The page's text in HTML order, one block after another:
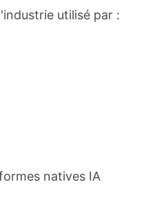
utilisé par :
natives IA